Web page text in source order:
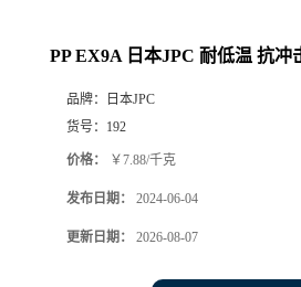
PP EX9A 日本JPC 耐低温 抗冲
品牌：
日本JPC
货号： 192
价格： ￥7.88/千克
发布日期： 2024-06-04
更新日期： 2026-08-07